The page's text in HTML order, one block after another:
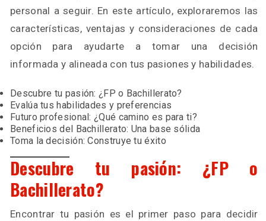
personal a seguir. En este artículo, exploraremos las
características, ventajas y consideraciones de cada
opción para ayudarte a tomar una decisión
informada y alineada con tus pasiones y habilidades.
Descubre tu pasión: ¿FP o Bachillerato?
Evalúa tus habilidades y preferencias
Futuro profesional: ¿Qué camino es para ti?
Beneficios del Bachillerato: Una base sólida
Toma la decisión: Construye tu éxito
Descubre tu pasión: ¿FP o
Bachillerato?
Encontrar tu pasión es el primer paso para decidir